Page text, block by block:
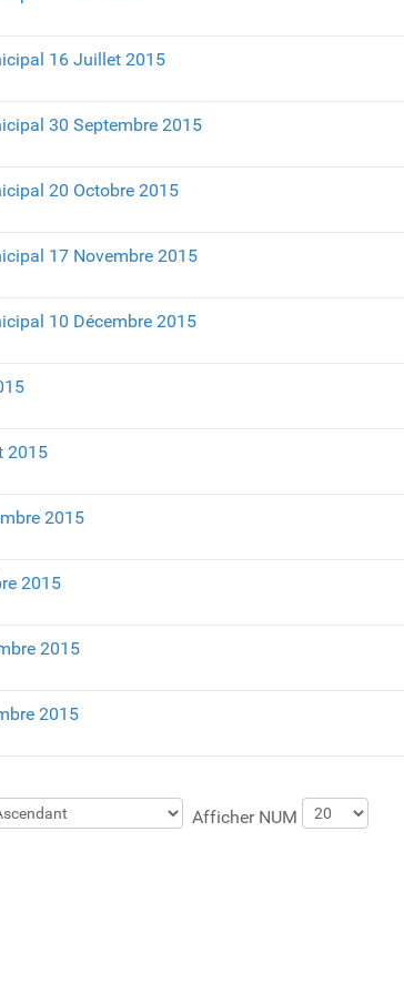
16 Juillet 2015
30 Septembre 2015
20 Octobre 2015
17 Novembre 2015
10 Décembre 2015
2015
2015
2015
2015
2015
Afficher NUM